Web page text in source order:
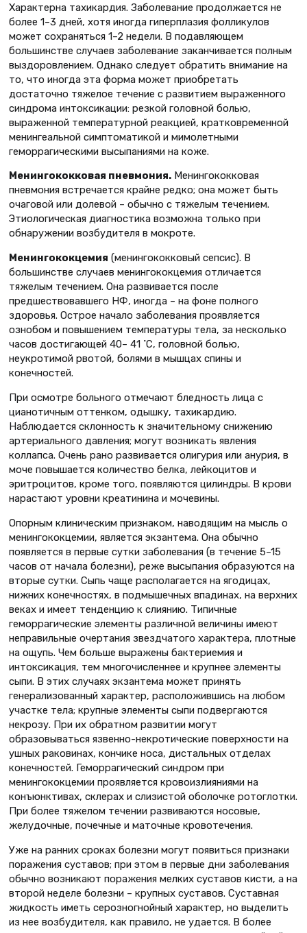
Характерна тахикардия. Заболевание продолжается не
более 1–3 дней, хотя иногда гиперплазия фолликулов
может сохраняться 1–2 недели. В подавляющем
большинстве случаев заболевание заканчивается полным
выздоровлением. Однако следует обратить внимание на
то, что иногда эта форма может приобретать
достаточно тяжелое течение с развитием выраженного
синдрома интоксикации: резкой головной болью,
выраженной температурной реакцией, кратковременной
менингеальной симптоматикой и мимолетными
геморрагическими высыпаниями на коже.
Менингококковая пневмония. Менингококковая
пневмония встречается крайне редко; она может быть
очаговой или долевой – обычно с тяжелым течением.
Этиологическая диагностика возможна только при
обнаружении возбудителя в мокроте.
Менингококцемия (менингококковый сепсис). В
большинстве случаев менингококцемия отличается
тяжелым течением. Она развивается после
предшествовавшего НФ, иногда – на фоне полного
здоровья. Острое начало заболевания проявляется
ознобом и повышением температуры тела, за несколько
часов достигающей 40– 41 ˚С, головной болью,
неукротимой рвотой, болями в мышцах спины и
конечностей.
При осмотре больного отмечают бледность лица с
цианотичным оттенком, одышку, тахикардию.
Наблюдается склонность к значительному снижению
артериального давления; могут возникать явления
коллапса. Очень рано развивается олигурия или анурия, в
моче повышается количество белка, лейкоцитов и
эритроцитов, кроме того, появляются цилиндры. В крови
нарастают уровни креатинина и мочевины.
Опорным клиническим признаком, наводящим на мысль о
менингококцемии, является экзантема. Она обычно
появляется в первые сутки заболевания (в течение 5–15
часов от начала болезни), реже высыпания образуются на
вторые сутки. Сыпь чаще располагается на ягодицах,
нижних конечностях, в подмышечных впадинах, на верхних
веках и имеет тенденцию к слиянию. Типичные
геморрагические элементы различной величины имеют
неправильные очертания звездчатого характера, плотные
на ощупь. Чем больше выражены бактериемия и
интоксикация, тем многочисленнее и крупнее элементы
сыпи. В этих случаях экзантема может принять
генерализованный характер, расположившись на любом
участке тела; крупные элементы сыпи подвергаются
некрозу. При их обратном развитии могут
образовываться язвенно-некротические поверхности на
ушных раковинах, кончике носа, дистальных отделах
конечностей. Геморрагический синдром при
менингококцемии проявляется кровоизлияниями на
конъюнктивах, склерах и слизистой оболочке ротоглотки.
При более тяжелом течении развиваются носовые,
желудочные, почечные и маточные кровотечения.
Уже на ранних сроках болезни могут появиться признаки
поражения суставов; при этом в первые дни заболевания
обычно возникают поражения мелких суставов кисти, а на
второй неделе болезни – крупных суставов. Суставная
жидкость иметь серозногнойный характер, но выделить
из нее возбудителя, как правило, не удается. В более